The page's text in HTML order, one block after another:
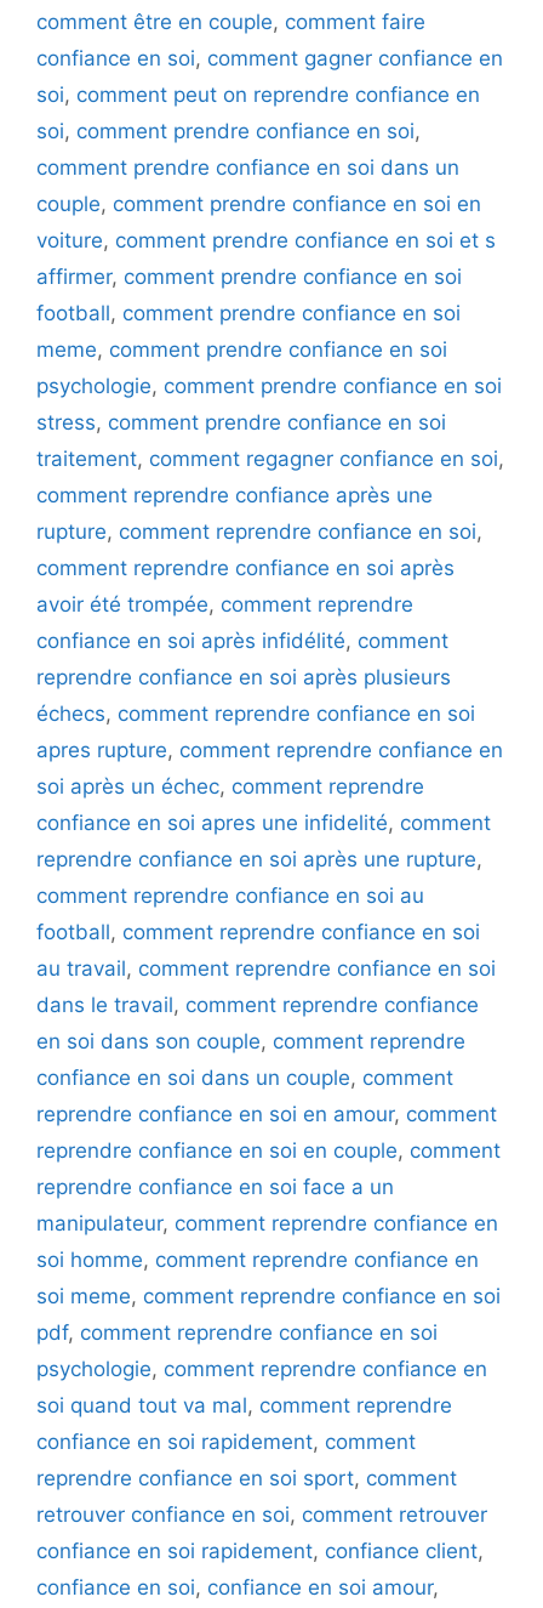
comment être en couple, comment faire
confiance en soi, comment gagner confiance en
soi, comment peut on reprendre confiance en
soi, comment prendre confiance en soi,
comment prendre confiance en soi dans un
couple, comment prendre confiance en soi en
voiture, comment prendre confiance en soi et s
affirmer, comment prendre confiance en soi
football, comment prendre confiance en soi
meme, comment prendre confiance en soi
psychologie, comment prendre confiance en soi
stress, comment prendre confiance en soi
traitement, comment regagner confiance en soi,
comment reprendre confiance après une
rupture, comment reprendre confiance en soi,
comment reprendre confiance en soi après
avoir été trompée, comment reprendre
confiance en soi après infidélité, comment
reprendre confiance en soi après plusieurs
échecs, comment reprendre confiance en soi
apres rupture, comment reprendre confiance en
soi après un échec, comment reprendre
confiance en soi apres une infidelité, comment
reprendre confiance en soi après une rupture,
comment reprendre confiance en soi au
football, comment reprendre confiance en soi
au travail, comment reprendre confiance en soi
dans le travail, comment reprendre confiance
en soi dans son couple, comment reprendre
confiance en soi dans un couple, comment
reprendre confiance en soi en amour, comment
reprendre confiance en soi en couple, comment
reprendre confiance en soi face a un
manipulateur, comment reprendre confiance en
soi homme, comment reprendre confiance en
soi meme, comment reprendre confiance en soi
pdf, comment reprendre confiance en soi
psychologie, comment reprendre confiance en
soi quand tout va mal, comment reprendre
confiance en soi rapidement, comment
reprendre confiance en soi sport, comment
retrouver confiance en soi, comment retrouver
confiance en soi rapidement, confiance client,
confiance en soi, confiance en soi amour,